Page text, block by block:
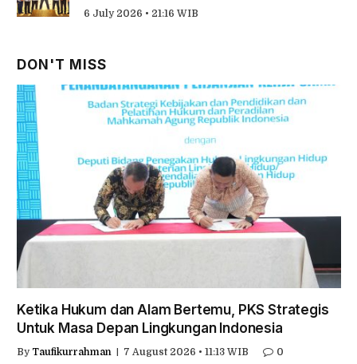
6 July 2026 • 21:16 WIB
DON'T MISS
Ketika Hukum dan Alam Bertemu, PKS Strategis
Untuk Masa Depan Lingkungan Indonesia
By Taufikurrahman 7 August 2026 • 11:13 WIB 0